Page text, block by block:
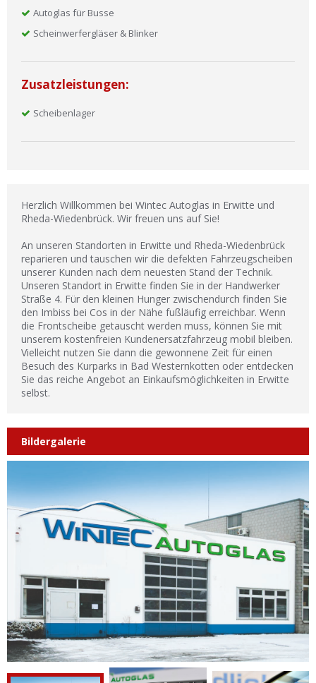
Autoglas für Busse
Scheinwerfergläser & Blinker
Zusatzleistungen:
Scheibenlager
Herzlich Willkommen bei Wintec Autoglas in Erwitte und
Rheda-Wiedenbrück. Wir freuen uns auf Sie!
An unseren Standorten in Erwitte und Rheda-Wiedenbrück
reparieren und tauschen wir die defekten Fahrzeugscheiben
unserer Kunden nach dem neuesten Stand der Technik.
Unseren Standort in Erwitte finden Sie in der Handwerker
Straße 4. Für den kleinen Hunger zwischendurch finden Sie
den Imbiss bei Cos in der Nähe fußläufig erreichbar. Wenn
die Frontscheibe getauscht werden muss, können Sie mit
unserem kostenfreien Kundenersatzfahrzeug mobil bleiben.
Vielleicht nutzen Sie dann die gewonnene Zeit für einen
Besuch des Kurparks in Bad Westernkotten oder entdecken
Sie das reiche Angebot an Einkaufsmöglichkeiten in Erwitte
selbst.
Bildergalerie